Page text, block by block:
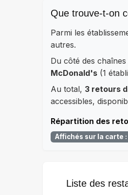
Que trouve-t-on
Parmi les
autres.
Du côté des
McDonald's (1
Au total, 3 retours
accessibles,
Répartition des
Affichés sur la carte :
Liste des